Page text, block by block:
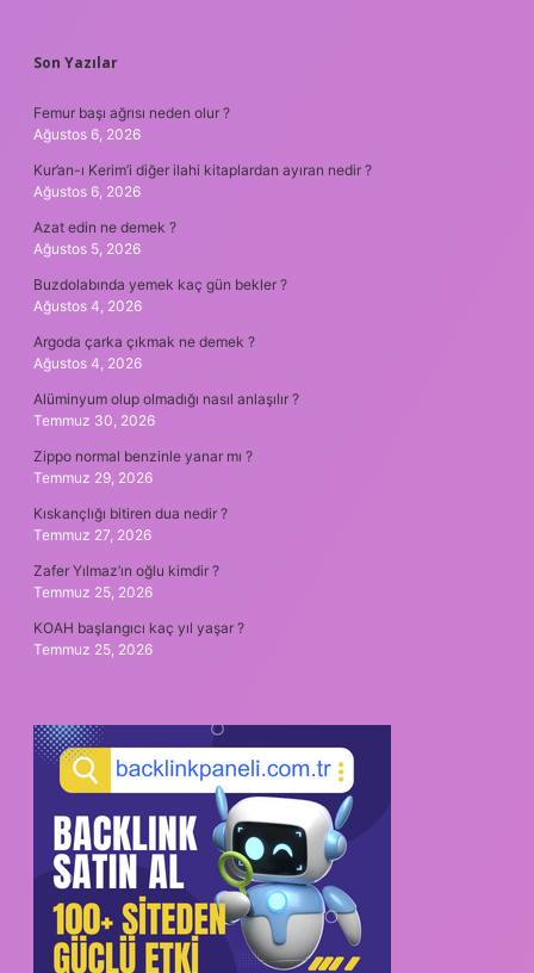
SIDEBAR
Son Yazılar
Femur başı ağrısı neden olur ?
Ağustos 6, 2026
Kur’an-ı Kerim’i diğer ilahi kitaplardan ayıran nedir ?
Ağustos 6, 2026
Azat edin ne demek ?
Ağustos 5, 2026
Buzdolabında yemek kaç gün bekler ?
Ağustos 4, 2026
Argoda çarka çıkmak ne demek ?
Ağustos 4, 2026
Alüminyum olup olmadığı nasıl anlaşılır ?
Temmuz 30, 2026
Zippo normal benzinle yanar mı ?
Temmuz 29, 2026
Kıskançlığı bitiren dua nedir ?
Temmuz 27, 2026
Zafer Yılmaz’ın oğlu kimdir ?
Temmuz 25, 2026
KOAH başlangıcı kaç yıl yaşar ?
Temmuz 25, 2026